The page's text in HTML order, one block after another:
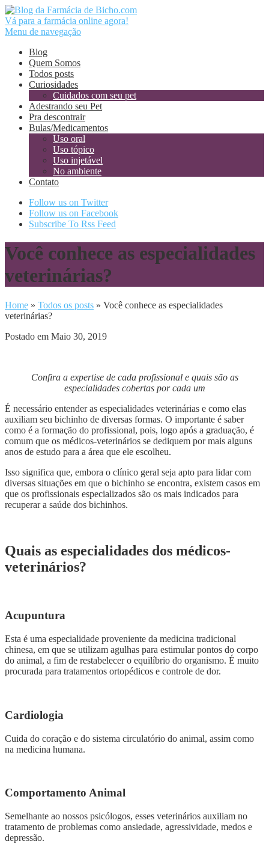
Vá para a farmácia online agora!
Menu de navegação
Blog
Quem Somos
Todos posts
Curiosidades
Cuidados com seu pet
Adestrando seu Pet
Pra descontrair
Bulas/Medicamentos
Uso oral
Uso tópico
Uso injetável
No ambiente
Contato
Follow us on Twitter
Follow us on Facebook
Subscribe To Rss Feed
Você conhece as especialidades
veterinárias?
Home » Todos os posts » Você conhece as especialidades
veterinárias?
Postado em Maio 30, 2019
Confira a expertise de cada profissional e quais são as
especialidades cobertas por cada um
É necessário entender as especialidades veterinárias e como elas
auxiliam seu bichinho de diversas formas. O importante é saber
como é a formação do profissional, pois, logo após a graduação, é
comum que os médicos-veterinários se dediquem por mais alguns
anos de estudo para a área que ele escolheu.
Isso significa que, embora o clínico geral seja apto para lidar com
diversas situações em que o bichinho se encontra, existem casos em
que os profissionais especializados são os mais indicados para
recuperar a saúde dos bichinhos.
Quais as especialidades dos médicos-
veterinários?
Acupuntura
Esta é uma especialidade proveniente da medicina tradicional
chinesa, em que se utilizam agulhas para estimular pontos do corpo
do animal, a fim de restabelecer o equilíbrio do organismo. É muito
procurada para tratamentos ortopédicos e controle de dor.
Cardiologia
Cuida do coração e do sistema circulatório do animal, assim como
na medicina humana.
Comportamento Animal
Semelhante ao nossos psicólogos, esses veterinários auxiliam no
tratamento de problemas como ansiedade, agressividade, medos e
depressão.